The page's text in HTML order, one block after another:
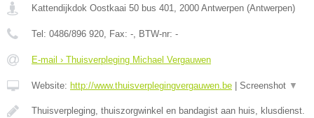
Kattendijkdok Oostkaai 50 bus 401, 2000 Antwerpen (Antwerpen)
Tel: 0486/896 920, Fax: -, BTW-nr: -
E-mail › Thuisverpleging Michael Vergauwen
Website: http://www.thuisverplegingvergauwen.be Screenshot ▼
Thuisverpleging, thuiszorgwinkel en bandagist aan huis, klusdienst.